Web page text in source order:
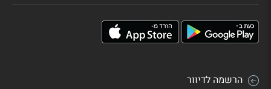
הרשמה לדיוור